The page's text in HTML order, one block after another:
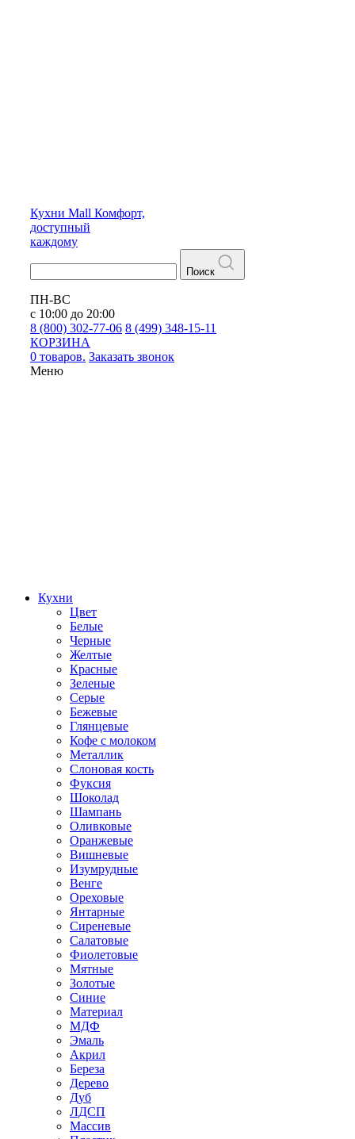
Кухни Mall Комфорт,
доступный
каждому
Поиск
ПН-ВС
с 10:00 до 20:00
8 (800) 302-77-06 8 (499) 348-15-11
КОРЗИНА
0 товаров. Заказать звонок
Меню
Кухни
Цвет
Белые
Черные
Желтые
Красные
Зеленые
Серые
Бежевые
Глянцевые
Кофе с молоком
Металлик
Слоновая кость
Фуксия
Шоколад
Шампань
Оливковые
Оранжевые
Вишневые
Изумрудные
Венге
Ореховые
Янтарные
Сиреневые
Салатовые
Фиолетовые
Мятные
Золотые
Синие
Материал
МДФ
Эмаль
Акрил
Береза
Дерево
Дуб
ЛДСП
Массив